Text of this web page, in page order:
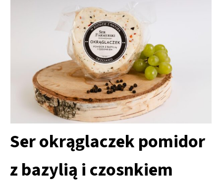
Ser okrąglaczek pomidor
z bazylią i czosnkiem